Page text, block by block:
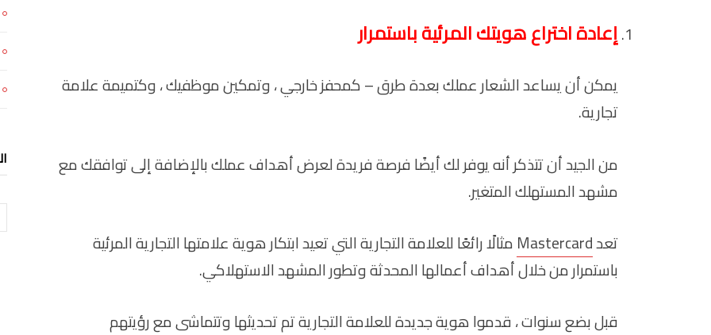
إعادة اختراع هويتك المرئية باستمرار
يمكن أن يساعد الشعار عملك بعدة طرق – كمحفز خارجي ، وتمكين موظفيك ، وكتميمة علامة
تجارية.
من الجيد أن تتذكر أنه يوفر لك أيضًا فرصة فريدة لعرض أهداف عملك بالإضافة إلى توافقك مع
مشهد المستهلك المتغير.
تعدMastercardمثالًا رائعًا للعلامة التجارية التي تعيد ابتكار هوية علامتها التجارية المرئية
باستمرار من خلال أهداف أعمالها المحدثة وتطور المشهد الاستهلاكي.
قبل بضع سنوات ، قدموا هوية جديدة للعلامة التجارية تم تحديثها وتتماشى مع رؤيتهم